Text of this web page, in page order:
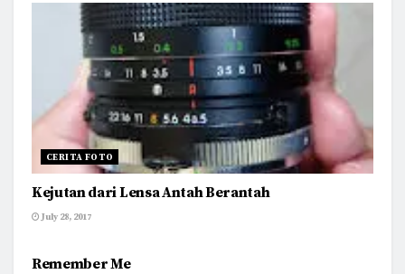
CERITA FOTO
Kejutan dari Lensa Antah Berantah
July 28, 2017
Remember Me